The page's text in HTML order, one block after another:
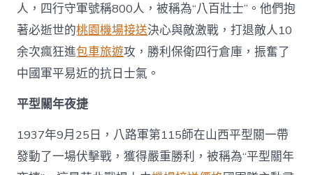
人，四行守軍號稱800人，被稱為“八百壯士”。他們抱
著必逝世的桃園機場接送決心與敵激戰，打退敵人10
余次瘋狂進包車旅遊攻，勝利保衛四行倉庫，振奮了
中國軍平易近的抗日士氣。
平型關年夜捷
1937年9月25日，八路軍第115師在山西平型關一帶
發動了一場伏擊戰，獲得嚴重勝利，被稱為“平型關年